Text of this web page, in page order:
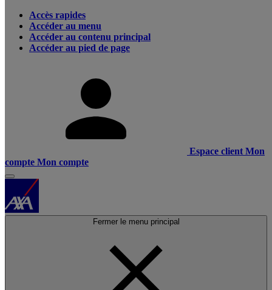
Accès rapides
Accéder au menu
Accéder au contenu principal
Accéder au pied de page
Espace client Mon
compte Mon compte
Fermer le menu principal